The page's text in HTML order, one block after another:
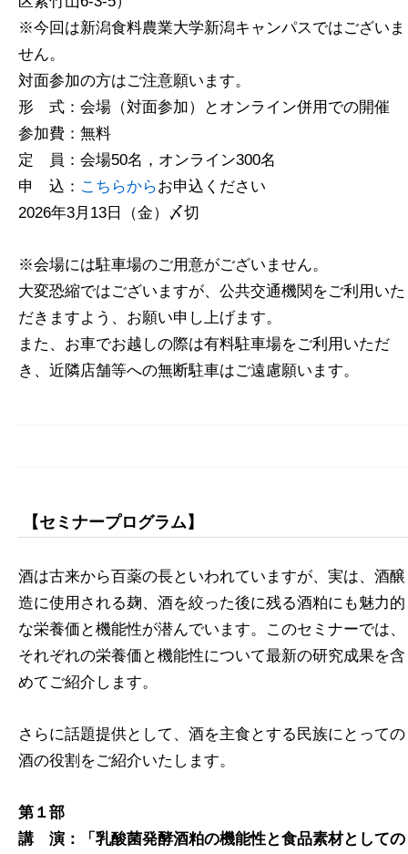
※今回は新潟食料農業大学新潟キャンパスではございま
せん。
対面参加の方はご注意願います。
形 式：会場（対面参加）とオンライン併用での開催
参加費：無料
定 員：会場50名，オンライン300名
申 込： こちらからお申込ください
2026年3月13日（金）〆切
※会場には駐車場のご用意がございません。
大変恐縮ではございますが、公共交通機関をご利用いた
だきますよう、お願い申し上げます。
また、お車でお越しの際は有料駐車場をご利用いただ
き、近隣店舗等への無断駐車はご遠慮願います。
【セミナープログラム】
酒は古来から百薬の長といわれていますが、実は、酒醸
造に使用される麹、酒を絞った後に残る酒粕にも魅力的
な栄養価と機能性が潜んでいます。このセミナーでは、
それぞれの栄養価と機能性について最新の研究成果を含
めてご紹介します。
さらに話題提供として、酒を主食とする民族にとっての
酒の役割をご紹介いたします。
第１部
講 演：「乳酸菌発酵酒粕の機能性と食品素材としての